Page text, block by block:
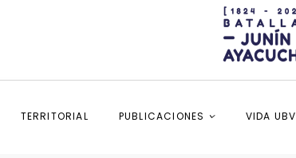
TERRITORIAL PUBLICACIONES VIDA UBV